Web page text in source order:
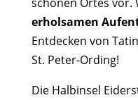
erholsamen
Entdecken von
St. Peter-Ording!
Die Halbinsel